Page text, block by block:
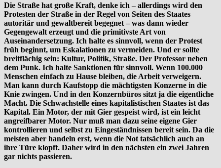
Die Straße hat große Kraft, denke ich – allerdings wird den
Protesten der Straße in der Regel von Seiten des Staates
autoritär und gewaltbereit begegnet – was dann wieder
Gegengewalt erzeugt und die primitivste Art von
Auseinandersetzung. Ich halte es sinnvoll, wenn der Protest
früh beginnt, um Eskalationen zu vermeiden. Und er sollte
breitflächig sein: Kultur, Politik, Straße. Der Professor neben
dem Punk. Ich halte Sanktionen für sinnvoll. Wenn 100.000
Menschen einfach zu Hause bleiben, die Arbeit verweigern.
Man kann durch Kaufstopp die mächtigsten Konzerne in die
Knie zwingen. Und in den Konzernbüros sitzt ja die eigentliche
Macht. Die Schwachstelle eines kapitalistischen Staates ist das
Kapital. Ein Motor, der mit Gier gespeist wird, ist ein leicht
angreifbarer Motor. Nur muß man dazu seine eigene Gier
kontrollieren und selbst zu Eingeständnissen bereit sein. Da die
meisten aber handeln erst, wenn die Not tatsächlich auch an
ihre Türe klopft. Daher wird in den nächsten ein zwei Jahren
gar nichts passieren.